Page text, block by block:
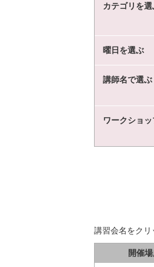
カテゴリを選
曜日を選ぶ
講師名で選ぶ
ワークショ
講習会名をクリ
開催